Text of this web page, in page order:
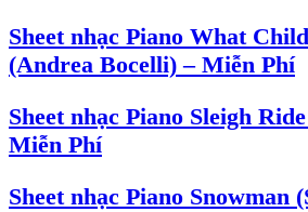
Sheet nhạc Piano What
(Andrea Bocelli) – Miễn Phí
Sheet nhạc Piano Sleigh
Miễn Phí
Sheet nhạc Piano Snowman